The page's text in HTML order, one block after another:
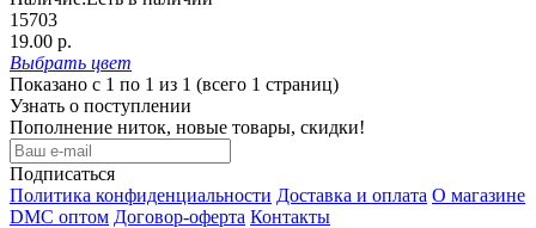
15703
19.00 р.
Выбрать цвет
Показано с 1 по 1 из 1 (всего 1 страниц)
Узнать о поступлении
Пополнение ниток, новые товары, скидки!
Подписаться
Политика конфиденциальности Доставка и оплата О магазине
DMC оптом Договор-оферта Контакты